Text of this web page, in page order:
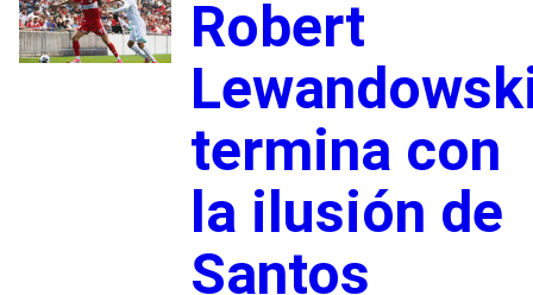
Robert
termina con
la ilusión de
Santos